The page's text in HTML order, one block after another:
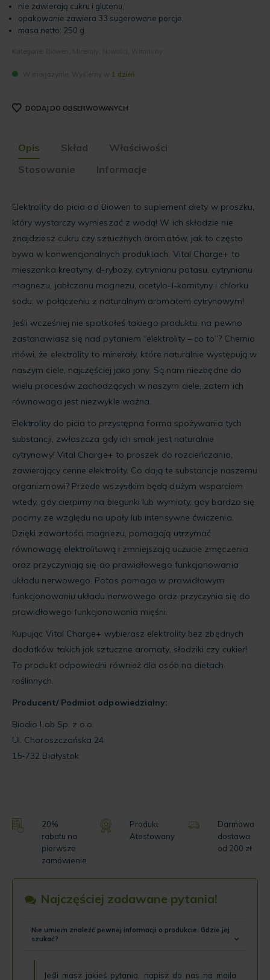
nie zawierają cukru i glutenu,
opakowanie zawiera 33 sugerowane porcje,
masa netto: 250 g.
1 dzień
DODAJ DO OBSERWOWANYCH
Opis Skład
Właściwości
Stosowanie
Informacje
Elektrolity do picia od Biowen to suplement diety w proszku,
który wystarczy wymieszać z wodą! W ich składzie nie
znajdziesz cukru czy sztucznych aromatów, jak to często
bywa w konwencjonalnych produktach. Vital Charge+ to
mieszanka kreatyny, d-rybozy, cytrynianu potasu, cytrynianu
magnezu, jabłczanu magnezu, acetylo-l-karnityny i chlorku
sodu, w połączeniu z naturalnym aromatem cytrynowym!
Jeśli wcześniej nie spotkałeś takiego produktu, na pewno
zastanawiasz się nad pytaniem “elektrolity – co to”? Chemia
mówi, że elektrolity to minerały, które naturalnie występują w
naszym ciele, najczęściej jako jony. Są nam niezbędne do
wielu procesów zachodzących w naszym ciele, zatem ich
równowaga jest niezwykle ważna.
Elektrolity do picia to przystępna forma spożywania tych
substancji, zwłaszcza gdy ich smak jest naturalnie
cytrynowy! Vital Charge+ to proszek do rozcieńczania,
zawierający cenne elektrolity. Co dają te substancje naszemu
organizmowi? Przede wszystkim będą dużym wsparciem
wtedy, gdy cierpimy na biegunki lub wymioty, gdy bardzo się
pocimy ze względu na upały lub intensywne ćwiczenia.
Dzięki zawartości magnezu, pomagają utrzymać
równowagę elektrolitową i zmniejszają uczucie zmęczenia
oraz przyczyniają się do prawidłowego funkcjonowania
układu nerwowego. Potas pomaga w prawidłowym
funkcjonowaniu układu nerwowego oraz przyczynia się do
prawidłowego funkcjonowania mięśni.
Kupując Vital Charge+ wybierasz elektrolity bez zbędnych
dodatków takich jak sztuczne aromaty, słodziki czy cukier!
To produkt odpowiedni również dla osób na dietach
roślinnych.
Producent/ Podmiot odpowiedzialny:
Biodio Lab Sp. z o.o.
Ul. Choroszczańska 24
15-732 Białystok
20%
rabatu na
pierwsze
zamówienie
Produkt
Atestowany
Darmowa
dostawa
od 200 zł
Najczęściej zadawane pytania!
Nie umiem znaleźć pewnej informacji o produkcie. Gdzie jej
szukać?
Jeśli masz jakieś pytania, napisz do nas na maila